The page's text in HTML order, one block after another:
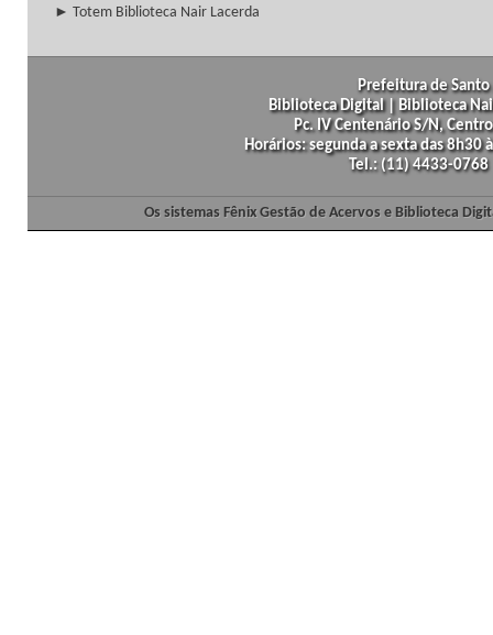
► Totem Biblioteca Nair Lacerda
Prefeitura de
Biblioteca Digital | Biblioteca
Pc. IV Centenário S/N,
Horários: segunda a sexta das
Tel.: (11) 4433-
Os sistemas Fênix Gestão de Acervos e Biblioteca